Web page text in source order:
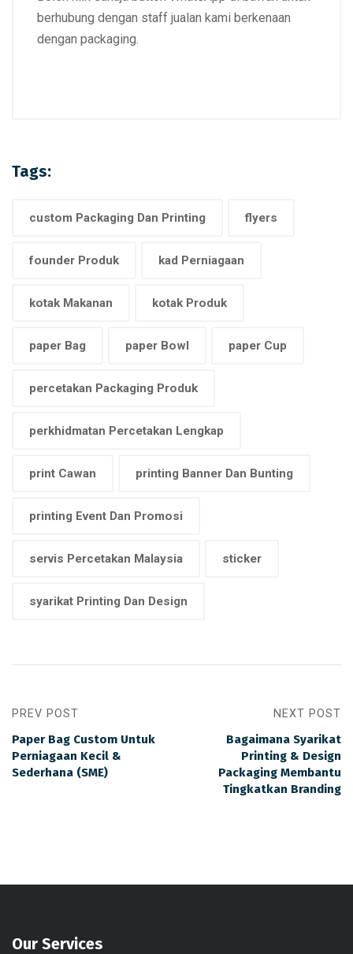
berhubung dengan staff jualan kami berkenaan
dengan packaging.
Tags:
custom Packaging Dan Printing flyers
founder Produk kad Perniagaan
kotak Makanan kotak Produk
paper Bag paper Bowl paper Cup
percetakan Packaging Produk
perkhidmatan Percetakan Lengkap
print Cawan printing Banner Dan Bunting
printing Event Dan Promosi
servis Percetakan Malaysia sticker
syarikat Printing Dan Design
PREV POST
Paper Bag Custom Untuk
Perniagaan Kecil &
Sederhana (SME)
NEXT POST
Bagaimana Syarikat
Printing & Design
Packaging Membantu
Tingkatkan Branding
Our Services